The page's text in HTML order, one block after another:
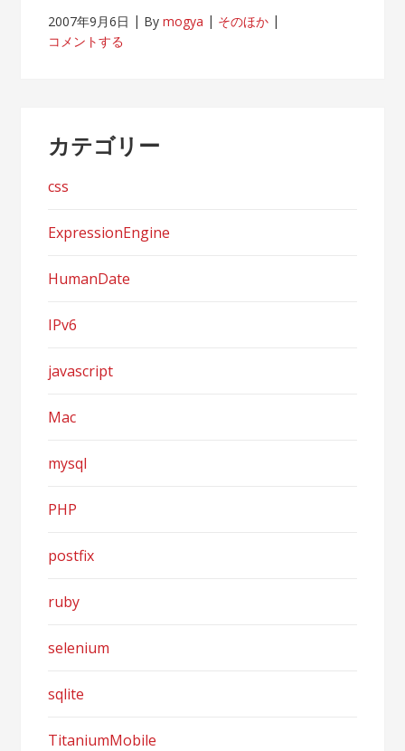
2007年9月6日 Bymogya
そのほか
コメントする
カテゴリー
css
ExpressionEngine
HumanDate
IPv6
javascript
Mac
mysql
PHP
postfix
ruby
selenium
sqlite
TitaniumMobile